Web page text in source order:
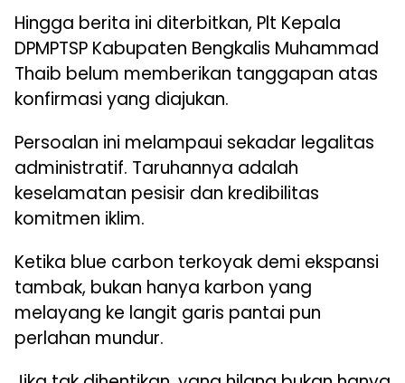
Hingga berita ini diterbitkan, Plt Kepala
DPMPTSP Kabupaten Bengkalis Muhammad
Thaib belum memberikan tanggapan atas
konfirmasi yang diajukan.
Persoalan ini melampaui sekadar legalitas
administratif. Taruhannya adalah
keselamatan pesisir dan kredibilitas
komitmen iklim.
Ketika blue carbon terkoyak demi ekspansi
tambak, bukan hanya karbon yang
melayang ke langit garis pantai pun
perlahan mundur.